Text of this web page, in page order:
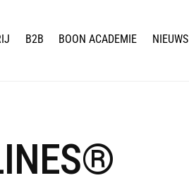
B2B BOON ACADEMIE NIEUWS